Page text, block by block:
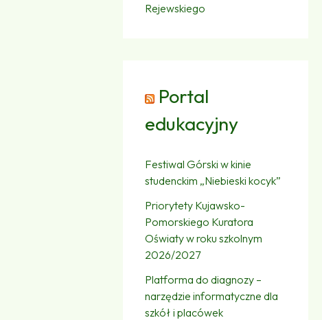
Rejewskiego
Portal
edukacyjny
Festiwal Górski w kinie
studenckim „Niebieski kocyk”
Priorytety Kujawsko-
Pomorskiego Kuratora
Oświaty w roku szkolnym
2026/2027
Platforma do diagnozy –
narzędzie informatyczne dla
szkół i placówek